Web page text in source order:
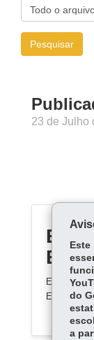
Pesquisar
23 de Julho
EPT
Educação
do
a